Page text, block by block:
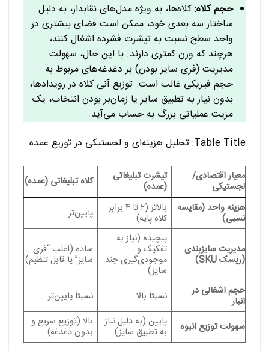
حجم کلاه:کلاه‌ها، به ویژه مدل‌های نقابدار، به دلیل
ساختار سه بعدی خود، ممکن است فضای بیشتری در
واحد سطح نسبت به تیشرت فشرده اشغال کنند،
هرچند که وزن کمتری دارند. با این حال، سهولت
مدیریت (فری سایز بودن) بر دغدغه‌های مربوط به
حجم فیزیکی غالب است. توزیع آنی کلاه در رویدادها،
بدون نیاز به تطبیق سایز یا زمان‌بر بودن انتخاب، یک
مزیت عملیاتی بزرگ به حساب می‌آید.
Table Title: تحلیل هزینه‌ای و لجستیکی در توزیع عمده
معیار اقتصادی/
لجستیکی
تیشرت تبلیغاتی
(عمده)
کلاه تبلیغاتی (عمده)
هزینه واحد (مقایسه
نسبی)
بالاتر (۲ تا ۴ برابر
کلاه پایه) پایین‌تر
مدیریت سایزبندی
(ریسک SKU)
پیچیده (نیاز به
تفکیک و
موجودی‌گیری چند
سایز)
ساده (اغلب “فری
سایز” یا قابل تنظیم)
حجم اشغالی در
انبار نسبتاً بالا نسبتاً پایین‌تر
سهولت توزیع انبوه پایین (به دلیل نیاز
به تطبیق سایز)
بالا (توزیع سریع و
بدون دغدغه)